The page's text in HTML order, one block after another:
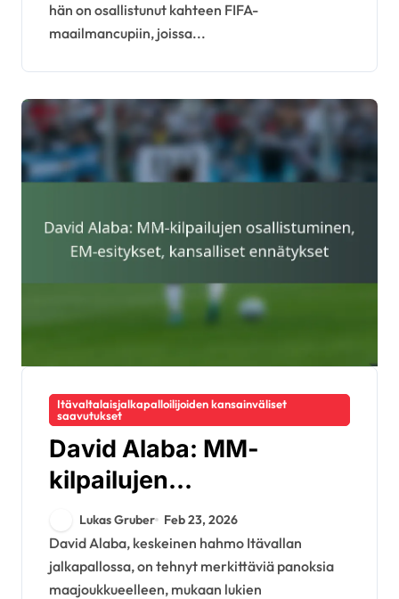
hän on osallistunut kahteen FIFA-
maailmancupiin, joissa...
Itävaltalaisjalkapalloilijoiden kansainväliset
saavutukset
David Alaba: MM-
kilpailujen
osallistuminen, EM-
esitykset, kansalliset
ennätykset
Lukas Gruber Feb 23, 2026
David Alaba, keskeinen hahmo Itävallan
jalkapallossa, on tehnyt merkittäviä panoksia
maajoukkueelleen, mukaan lukien